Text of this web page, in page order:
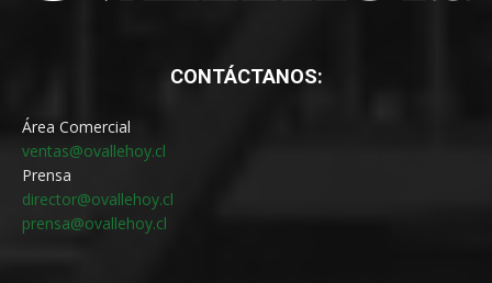
CONTÁCTANOS:
Área Comercial
ventas@ovallehoy.cl
Prensa
director@ovallehoy.cl
prensa@ovallehoy.cl